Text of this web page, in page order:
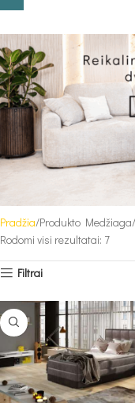
Pradžia Produkto Medžiaga
Rodomi visi rezultatai: 7
Filtrai